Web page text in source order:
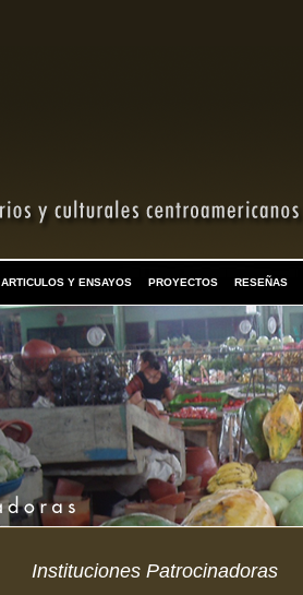
ARTICULOS Y ENSAYOS PROYECTOS RESEÑAS
Instituciones Patrocinadoras